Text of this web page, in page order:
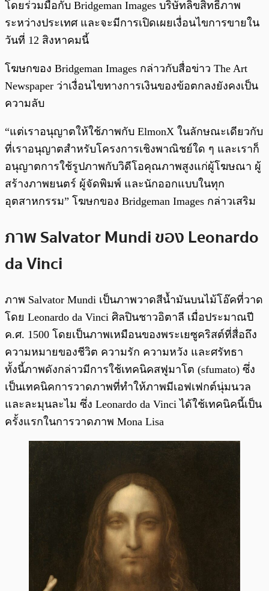
โดยร่วมมือกับ Bridgeman Images บริษัทลิขสิทธิ์ภาพ
ระหว่างประเทศ และจะมีการเปิดเผยเงื่อนไขการขายใน
วันที่ 12 สิงหาคมนี้
โฆษกของ Bridgeman Images กล่าวกับสื่อข่าว The Art
Newspaper ว่าเงื่อนไขทางการเงินของข้อตกลงยังคงเป็น
ความลับ
“แต่เราอนุญาตให้ใช้ภาพกับ ElmonX ในลักษณะเดียวกับ
ที่เราอนุญาตสำหรับโครงการเชิงพาณิชย์ใด ๆ และเราก็
อนุญาตการใช้รูปภาพกับวิดีโอคุณภาพสูงแก่ผู้โฆษณา ผู้
สร้างภาพยนตร์ ผู้จัดพิมพ์ และนักออกแบบในทุก
อุตสาหกรรม” โฆษกของ Bridgeman Images กล่าวเสริม
ภาพ Salvator Mundi ของ Leonardo
da Vinci
ภาพ Salvator Mundi เป็นภาพวาดสีน้ำมันบนไม้โอ๊คที่วาด
โดย Leonardo da Vinci ศิลปินชาวอิตาลี เมื่อประมาณปี
ค.ศ. 1500 โดยเป็นภาพเหมือนของพระเยซูคริสต์ที่สื่อถึง
ความหมายของชีวิต ความรัก ความหวัง และศรัทธา
ทั้งนี้ภาพดังกล่าวมีการใช้เทคนิคสฟูมาโต (sfumato) ซึ่ง
เป็นเทคนิคการวาดภาพที่ทำให้ภาพมีเอฟเฟกต์นุ่มนวล
และละมุนละไม ซึ่ง Leonardo da Vinci ได้ใช้เทคนิคนี้เป็น
ครั้งแรกในการวาดภาพ Mona Lisa